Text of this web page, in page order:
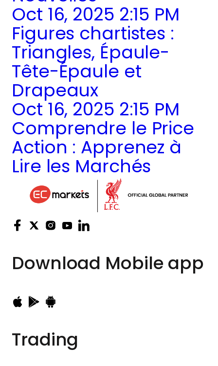
Oct 16, 2025 2:15 PM
Figures chartistes :
Triangles, Épaule-
Tête-Épaule et
Drapeaux
Oct 16, 2025 2:15 PM
Comprendre le Price
Action : Apprenez à
Lire les Marchés
Download Mobile app
Trading